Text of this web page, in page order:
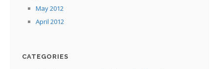
May 2012
April 2012
CATEGORIES